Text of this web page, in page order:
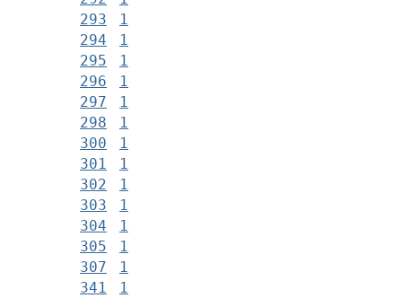
293
1
294
1
295
1
296
1
297
1
298
1
300
1
301
1
302
1
303
1
304
1
305
1
307
1
341
1